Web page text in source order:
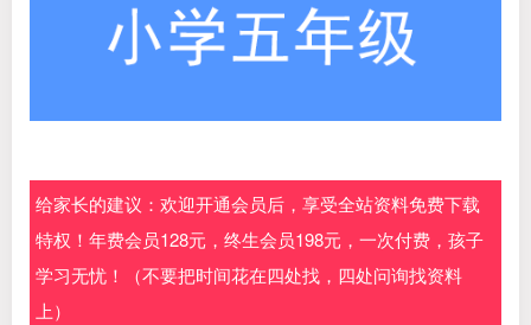
给家长的建议：欢迎开通会员后，享受全站资料免费下载
特权！年费会员128元，终生会员198元，一次付费，孩子
学习无忧！（不要把时间花在四处找，四处问询找资料
上）